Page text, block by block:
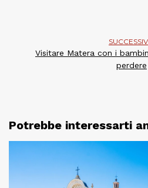
Visitare Matera con i
perdere
Potrebbe interessarti